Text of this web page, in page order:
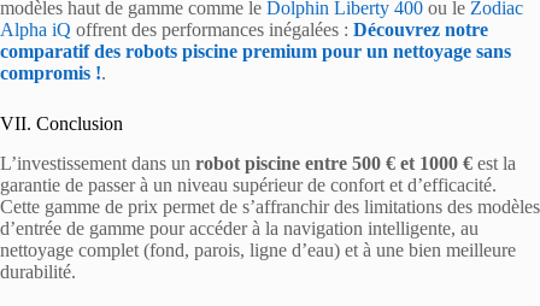
modèles haut de gamme comme le Dolphin Liberty 400 ou le Zodiac
Alpha iQ offrent des performances inégalées : Découvrez notre
comparatif des robots piscine premium pour un nettoyage sans
compromis !.
VII. Conclusion
L’investissement dans un robot piscine entre 500 € et 1000 € est la
garantie de passer à un niveau supérieur de confort et d’efficacité.
Cette gamme de prix permet de s’affranchir des limitations des modèles
d’entrée de gamme pour accéder à la navigation intelligente, au
nettoyage complet (fond, parois, ligne d’eau) et à une bien meilleure
durabilité.